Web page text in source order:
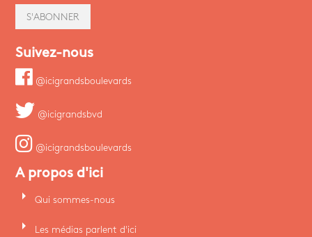
S'ABONNER
Suivez-nous
@icigrandsboulevards
@icigrandsbvd
@icigrandsboulevards
A propos d'ici
arrow_right Qui sommes-nous
arrow_right Les médias parlent d'ici